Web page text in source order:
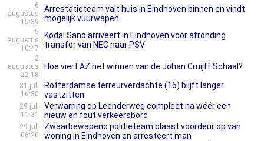
6
augustus
15:39
Arrestatieteam valt huis in Eindhoven binnen en vindt
mogelijk vuurwapen
5
augustus
10:47
Kodai Sano arriveert in Eindhoven voor afronding
transfer van NEC naar PSV
2
augustus
22:18
Hoe viert AZ het winnen van de Johan Cruijff Schaal?
31 juli
16:30
Rotterdamse terreurverdachte (16) blijft langer
vastzitten
29 juli
11:31
Verwarring op Leenderweg compleet na wéér een
nieuw en fout verkeersbord
29 juli
06:20
Zwaarbewapend politieteam blaast voordeur op van
woning in Eindhoven en arresteert man